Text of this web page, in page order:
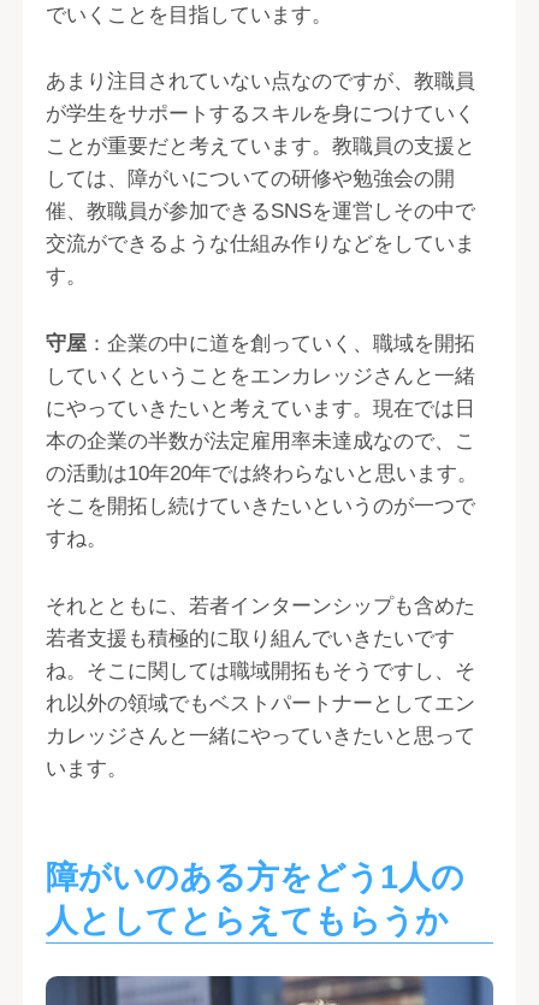
でいくことを目指しています。
あまり注目されていない点なのですが、教職員
が学生をサポートするスキルを身につけていく
ことが重要だと考えています。教職員の支援と
しては、障がいについての研修や勉強会の開
催、教職員が参加できるSNSを運営しその中で
交流ができるような仕組み作りなどをしていま
す。
守屋 ：企業の中に道を創っていく、職域を開拓
していくということをエンカレッジさんと一緒
にやっていきたいと考えています。現在では日
本の企業の半数が法定雇用率未達成なので、こ
の活動は10年20年では終わらないと思います。
そこを開拓し続けていきたいというのが一つで
すね。
それとともに、若者インターンシップも含めた
若者支援も積極的に取り組んでいきたいです
ね。そこに関しては職域開拓もそうですし、そ
れ以外の領域でもベストパートナーとしてエン
カレッジさんと一緒にやっていきたいと思って
います。
障がいのある方をどう1人の
人としてとらえてもらうか